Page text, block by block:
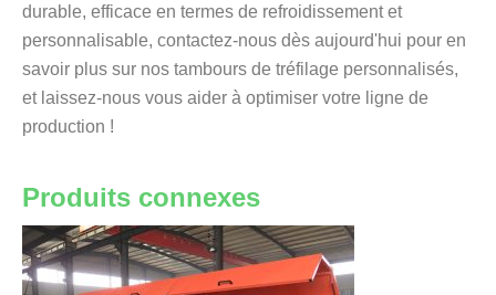
durable, efficace en termes de refroidissement et
personnalisable, contactez-nous dès aujourd'hui pour en
savoir plus sur nos tambours de tréfilage personnalisés,
et laissez-nous vous aider à optimiser votre ligne de
production !
Produits connexes